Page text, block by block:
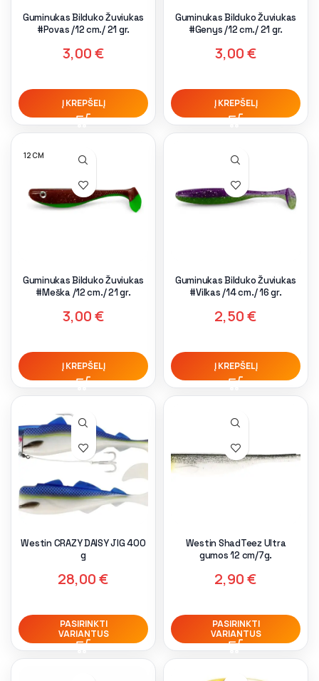
Guminukas Bilduko Žuviukas
#Povas /12 cm./ 21 gr.
3,00€
Į KREPŠELĮ
Guminukas Bilduko Žuviukas
#Genys /12 cm./ 21 gr.
3,00€
Į KREPŠELĮ
12 CM
Guminukas Bilduko Žuviukas
#Meška /12 cm./ 21 gr.
3,00€
Į KREPŠELĮ
Guminukas Bilduko Žuviukas
#Vilkas /14 cm./ 16 gr.
2,50€
Į KREPŠELĮ
Westin CRAZY DAISY JIG 400
g
28,00€
PASIRINKTI
VARIANTUS
Westin ShadTeez Ultra
gumos 12 cm/7g.
2,90€
PASIRINKTI
VARIANTUS